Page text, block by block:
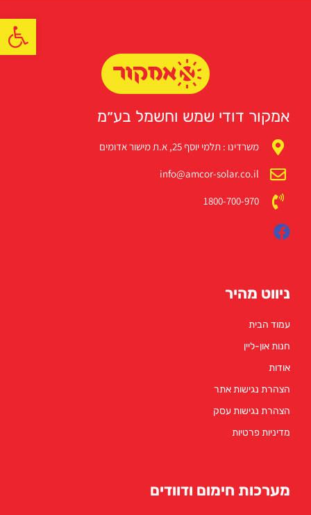
אמקור דודי שמש וחשמל בע״מ
משרדינו : תלמי יוסף 25, א.ת מישור אדומים
info@amcor-solar.co.il
1800-700-970
ניווט מהיר
עמוד הבית
חנות און-ליין
אודות
הצהרת נגישות אתר
הצהרת נגישות עסק
מדיניות פרטיות
מערכות חימום ודוודים